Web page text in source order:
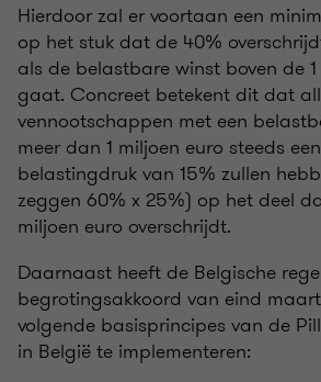
Hierdoor zal er voortaan een
op het stuk dat de 40%
als de belastbare winst boven de
gaat. Concreet betekent dit dat
vennootschappen met een
meer dan 1 miljoen euro steeds
belastingdruk van 15% zullen
zeggen 60% x 25%) op het deel
miljoen euro overschrijdt.
Daarnaast heeft de Belgische
begrotingsakkoord van eind
volgende basisprincipes van de
in België te implementeren: